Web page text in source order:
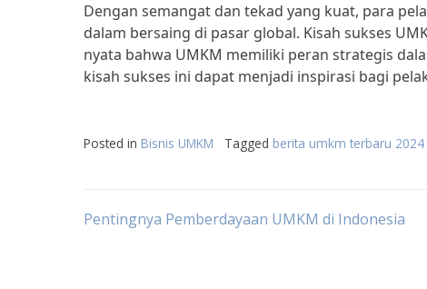
Dengan semangat dan tekad yang kuat, para
dalam bersaing di pasar global. Kisah sukses
nyata bahwa UMKM memiliki peran strategis
kisah sukses ini dapat menjadi inspirasi bagi
Posted in Bisnis UMKM Tagged berita umkm terbaru 2024
Post
Pentingnya Pemberdayaan UMKM di Indonesia